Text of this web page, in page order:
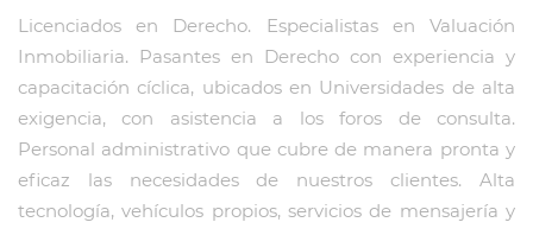
Licenciados en Derecho. Especialistas en Valuación
Inmobiliaria. Pasantes en Derecho con experiencia y
capacitación cíclica, ubicados en Universidades de alta
exigencia, con asistencia a los foros de consulta.
Personal administrativo que cubre de manera pronta y
eficaz las necesidades de nuestros clientes. Alta
tecnología, vehículos propios, servicios de mensajería y